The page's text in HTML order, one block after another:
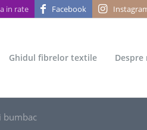
in rate Facebook
Ghidul fibrelor textile Despre
bumbac